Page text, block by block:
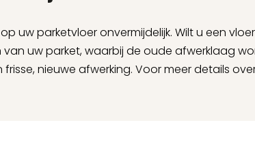
uw parketvloer onvermijdelijk. Wilt u een
uw parket, waarbij de oude afwerklaag
nieuwe afwerking. Voor meer details